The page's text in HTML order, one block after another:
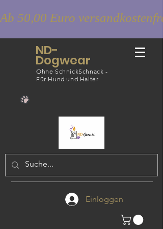
Ab 50,00 Euro versandkostenfrei
ND-
Dogwear
Ohne SchnickSchnack -
Für Hund und Halter
Einloggen